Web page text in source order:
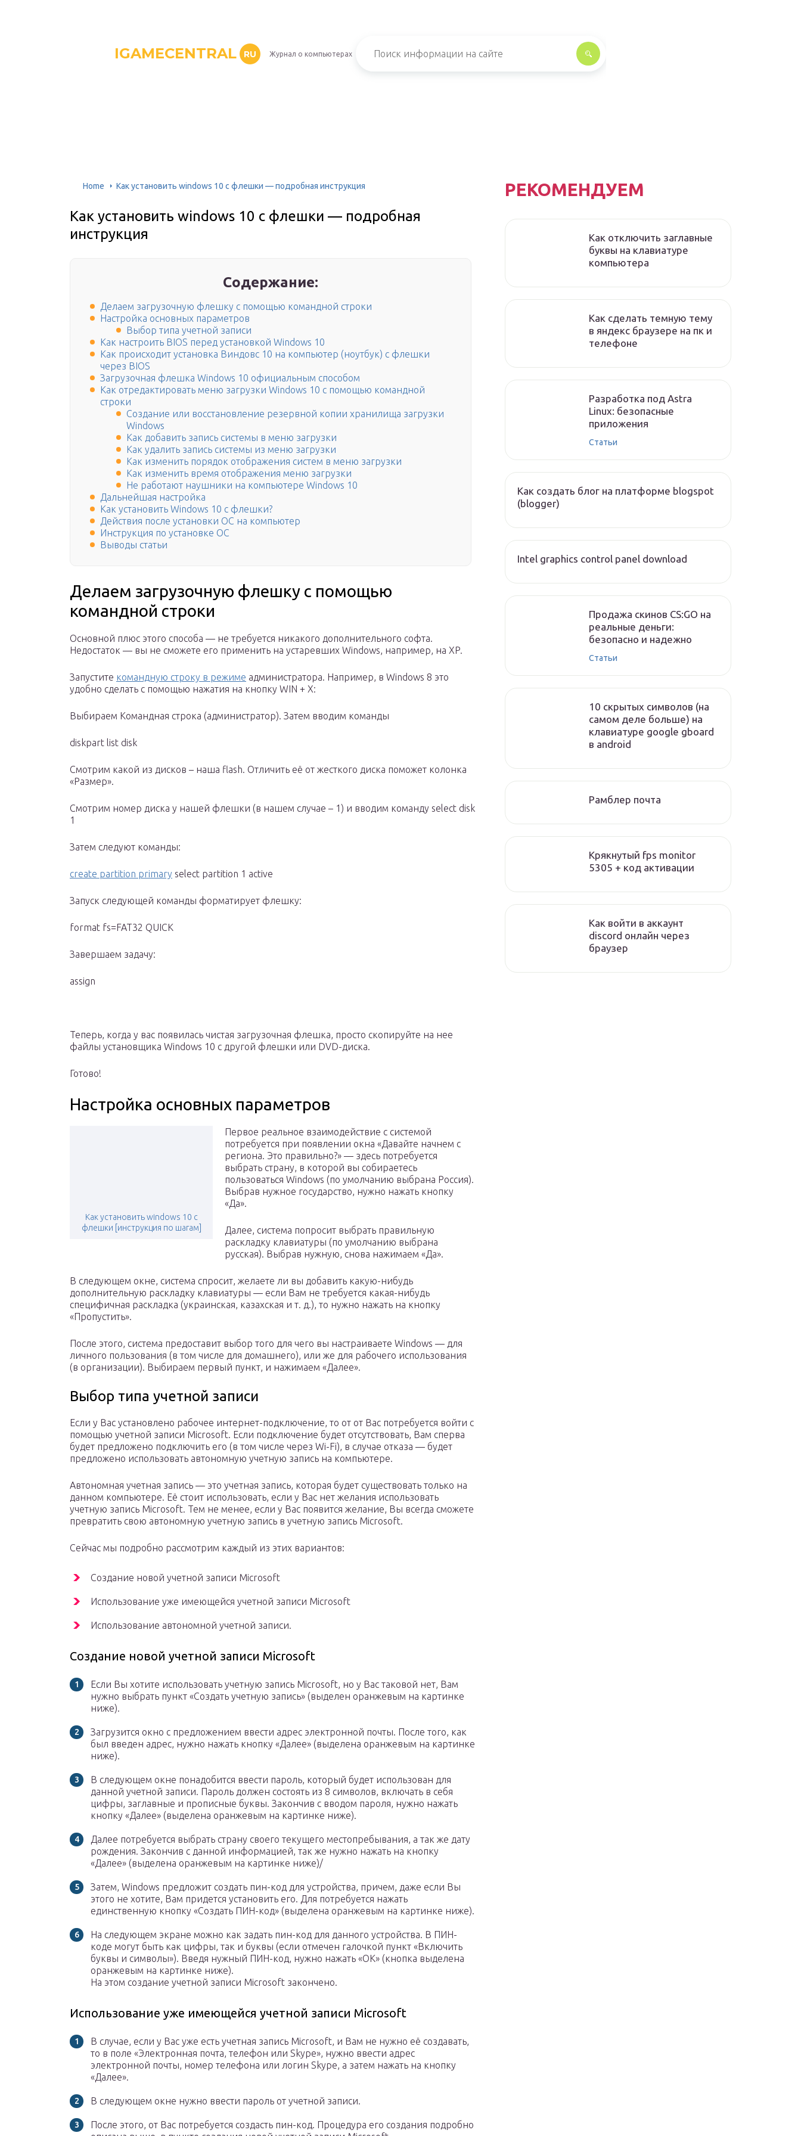
IGAMECENTRAL RU Журнал о компьютерах
Home Как установить windows 10 с флешки — подробная инструкция
Как установить windows 10 с флешки — подробная
инструкция
Содержание:
Делаем загрузочную флешку с помощью командной строки
Настройка основных параметров
Выбор типа учетной записи
Как настроить BIOS перед установкой Windows 10
Как происходит установка Виндовс 10 на компьютер (ноутбук) с флешки
через BIOS
Загрузочная флешка Windows 10 официальным способом
Как отредактировать меню загрузки Windows 10 с помощью командной
строки
Создание или восстановление резервной копии хранилища загрузки
Windows
Как добавить запись системы в меню загрузки
Как удалить запись системы из меню загрузки
Как изменить порядок отображения систем в меню загрузки
Как изменить время отображения меню загрузки
Не работают наушники на компьютере Windows 10
Дальнейшая настройка
Как установить Windows 10 с флешки?
Действия после установки ОС на компьютер
Инструкция по установке ОС
Выводы статьи
Делаем загрузочную флешку с помощью
командной строки
Основной плюс этого способа — не требуется никакого дополнительного софта.
Недостаток — вы не сможете его применить на устаревших Windows, например, на XP.
Запустите командную строку в режиме администратора. Например, в Windows 8 это
удобно сделать с помощью нажатия на кнопку WIN + X:
Выбираем Командная строка (администратор). Затем вводим команды
diskpart list disk
Смотрим какой из дисков – наша flash. Отличить её от жесткого диска поможет колонка
«Размер».
Смотрим номер диска у нашей флешки (в нашем случае – 1) и вводим команду select disk
1
Затем следуют команды:
create partition primary select partition 1 active
Запуск следующей команды форматирует флешку:
format fs=FAT32 QUICK
Завершаем задачу:
assign
Теперь, когда у вас появилась чистая загрузочная флешка, просто скопируйте на нее
файлы установщика Windows 10 с другой флешки или DVD-диска.
Готово!
Настройка основных параметров
Как установить windows 10 с
флешки [инструкция по шагам]
Первое реальное взаимодействие с системой
потребуется при появлении окна «Давайте начнем с
региона. Это правильно?» — здесь потребуется
выбрать страну, в которой вы собираетесь
пользоваться Windows (по умолчанию выбрана Россия).
Выбрав нужное государство, нужно нажать кнопку
«Да».
Далее, система попросит выбрать правильную
раскладку клавиатуры (по умолчанию выбрана
русская). Выбрав нужную, снова нажимаем «Да».
В следующем окне, система спросит, желаете ли вы добавить какую-нибудь
дополнительную раскладку клавиатуры — если Вам не требуется какая-нибудь
специфичная раскладка (украинская, казахская и т. д.), то нужно нажать на кнопку
«Пропустить».
После этого, система предоставит выбор того для чего вы настраиваете Windows — для
личного пользования (в том числе для домашнего), или же для рабочего использования
(в организации). Выбираем первый пункт, и нажимаем «Далее».
Выбор типа учетной записи
Если у Вас установлено рабочее интернет-подключение, то от от Вас потребуется войти с
помощью учетной записи Microsoft. Если подключение будет отсутствовать, Вам сперва
будет предложено подключить его (в том числе через Wi-Fi), в случае отказа — будет
предложено использовать автономную учетную запись на компьютере.
Автономная учетная запись — это учетная запись, которая будет существовать только на
данном компьютере. Её стоит использовать, если у Вас нет желания использовать
учетную запись Microsoft. Тем не менее, если у Вас появится желание, Вы всегда сможете
превратить свою автономную учетную запись в учетную запись Microsoft.
Сейчас мы подробно рассмотрим каждый из этих вариантов:
Создание новой учетной записи Microsoft
Использование уже имеющейся учетной записи Microsoft
Использование автономной учетной записи.
Создание новой учетной записи Microsoft
Если Вы хотите использовать учетную запись Microsoft, но у Вас таковой нет, Вам
нужно выбрать пункт «Создать учетную запись» (выделен оранжевым на картинке
ниже).
Загрузится окно с предложением ввести адрес электронной почты. После того, как
был введен адрес, нужно нажать кнопку «Далее» (выделена оранжевым на картинке
ниже).
В следующем окне понадобится ввести пароль, который будет использован для
данной учетной записи. Пароль должен состоять из 8 символов, включать в себя
цифры, заглавные и прописные буквы. Закончив с вводом пароля, нужно нажать
кнопку «Далее» (выделена оранжевым на картинке ниже).
Далее потребуется выбрать страну своего текущего местопребывания, а так же дату
рождения. Закончив с данной информацией, так же нужно нажать на кнопку
«Далее» (выделена оранжевым на картинке ниже)/
Затем, Windows предложит создать пин-код для устройства, причем, даже если Вы
этого не хотите, Вам придется установить его. Для потребуется нажать
единственную кнопку «Создать ПИН-код» (выделена оранжевым на картинке ниже).
На следующем экране можно как задать пин-код для данного устройства. В ПИН-
коде могут быть как цифры, так и буквы (если отмечен галочкой пункт «Включить
буквы и символы»). Введя нужный ПИН-код, нужно нажать «ОК» (кнопка выделена
оранжевым на картинке ниже).
На этом создание учетной записи Microsoft закончено.
Использование уже имеющейся учетной записи Microsoft
В случае, если у Вас уже есть учетная запись Microsoft, и Вам не нужно её создавать,
то в поле «Электронная почта, телефон или Skype», нужно ввести адрес
электронной почты, номер телефона или логин Skype, а затем нажать на кнопку
«Далее».
В следующем окне нужно ввести пароль от учетной записи.
После этого, от Вас потребуется создасть пин-код. Процедура его создания подробно
РЕКОМЕНДУЕМ
Как отключить заглавные
буквы на клавиатуре
компьютера
Как сделать темную тему
в яндекс браузере на пк и
телефоне
Разработка под Astra
Linux: безопасные
приложения
Статьи
Как создать блог на платформе blogspot
(blogger)
Intel graphics control panel download
Продажа скинов CS:GO на
реальные деньги:
безопасно и надежно
Статьи
10 скрытых символов (на
самом деле больше) на
клавиатуре google gboard
в android
Рамблер почта
Крякнутый fps monitor
5305 + код активации
Как войти в аккаунт
discord онлайн через
браузер